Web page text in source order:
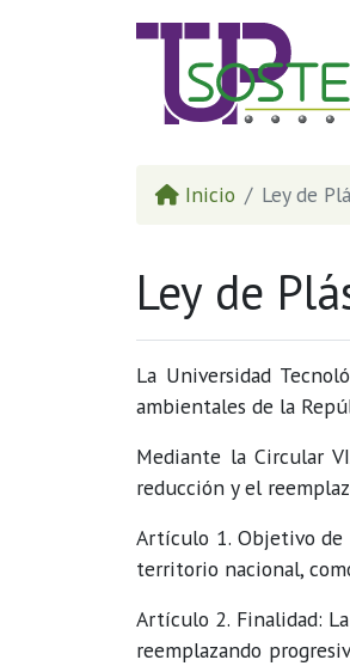
Inicio Ley de
Ley de
La Universidad
ambientales de la
Mediante la Circular
reducción y el
Artículo 1. Objetivo de
territorio nacional,
Artículo 2. Finalidad:
reemplazando